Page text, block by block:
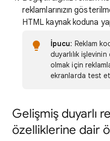
reklamlarınızın
HTML kaynak koduna
İpucu: Reklam
duyarlılık
olmak için
ekranlarda test
Gelişmiş duyarlı
özelliklerine dair